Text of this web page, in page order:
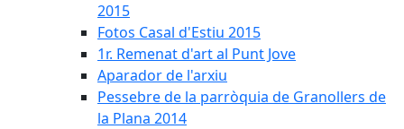
2015
Fotos Casal d'Estiu 2015
1r. Remenat d'art al Punt Jove
Aparador de l'arxiu
Pessebre de la parròquia de Granollers de
la Plana 2014